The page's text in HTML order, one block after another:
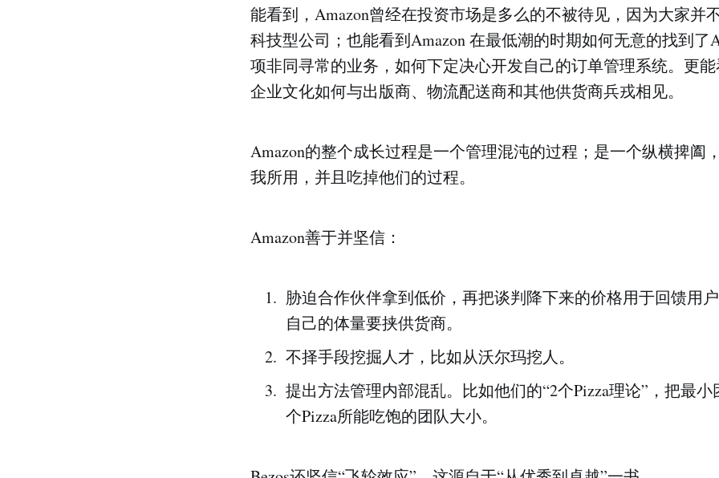
能看到，Amazon曾经在投资市场是多么的不被待见，因为大家并
科技型公司；也能看到Amazon 在最低潮的时期如何无意的找到了
项非同寻常的业务，如何下定决心开发自己的订单管理系统。更能
企业文化如何与出版商、物流配送商和其他供货商兵戎相见。
Amazon的整个成长过程是一个管理混沌的过程；是一个纵横捭阖
我所用，并且吃掉他们的过程。
Amazon善于并坚信：
胁迫合作伙伴拿到低价，再把谈判降下来的价格用于回馈用
自己的体量要挟供货商。
不择手段挖掘人才，比如从沃尔玛挖人。
提出方法管理内部混乱。比如他们的“2个Pizza理论”，把最小
个Pizza所能吃饱的团队大小。